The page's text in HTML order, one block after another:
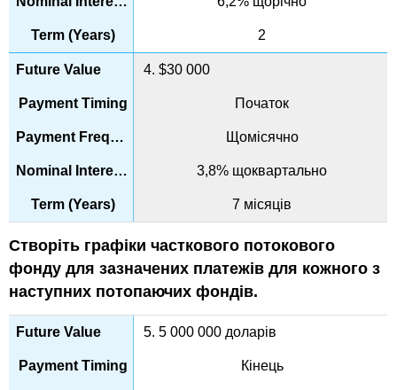
2
4. $30 000
Початок
Щомісячно
3,8% щоквартально
7 місяців
Створіть графіки часткового потокового
фонду для зазначених платежів для кожного з
наступних потопаючих фондів.
5. 5 000 000 доларів
Кінець